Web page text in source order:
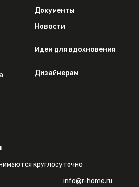
круглосуточно
info@r-home.ru
Документы
Новости
Идеи для вдохновения
Дизайнерам